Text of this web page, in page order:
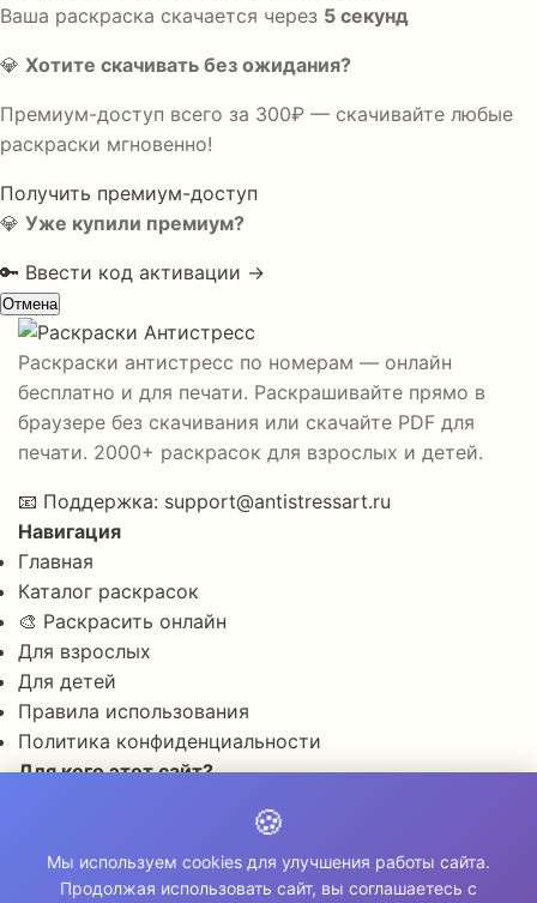
Ваша раскраска скачается через 5 секунд
💎 Хотите скачивать без ожидания?
Премиум-доступ всего за 300₽ — скачивайте любые
раскраски мгновенно!
Получить премиум-доступ
💎 Уже купили премиум?
🔑 Ввести код активации →
Отмена
Раскраски антистресс по номерам — онлайн
бесплатно и для печати. Раскрашивайте прямо в
браузере без скачивания или скачайте PDF для
печати. 2000+ раскрасок для взрослых и детей.
📧 Поддержка: support@antistressart.ru
Навигация
Главная
Каталог раскрасок
🎨 Раскрасить онлайн
Для взрослых
Для детей
Правила использования
Политика конфиденциальности
Для кого этот сайт?
🎨 Для развития креативности
🧘 Для медитации и расслабления
👨‍👩‍👧‍👦 Для семейного досуга
🍪
Мы используем cookies для улучшения работы сайта.
Продолжая использовать сайт, вы соглашаетесь с